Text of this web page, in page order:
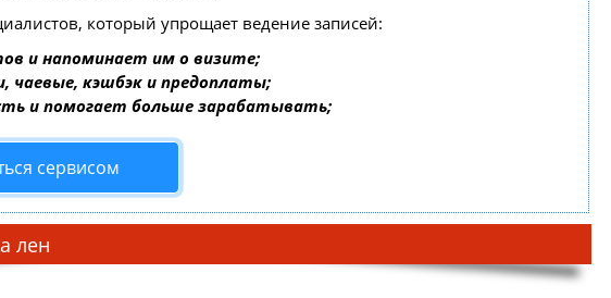
который упрощает ведение записей:
и напоминает им о визите;
чаевые, кэшбэк и предоплаты;
и помогает больше зарабатывать;
сервисом
лен